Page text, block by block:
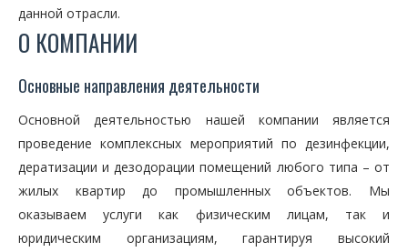
данной отрасли.
О КОМПАНИИ
Основные направления деятельности
Основной деятельностью нашей компании является
проведение комплексных мероприятий по дезинфекции,
дератизации и дезодорации помещений любого типа – от
жилых квартир до промышленных объектов. Мы
оказываем услуги как физическим лицам, так и
юридическим организациям, гарантируя высокий